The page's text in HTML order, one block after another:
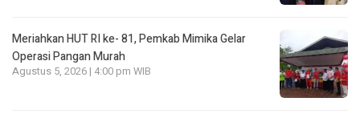
Meriahkan HUT RI ke- 81, Pemkab Mimika Gelar
Operasi Pangan Murah
Agustus 5, 2026 | 4:00 pm WIB